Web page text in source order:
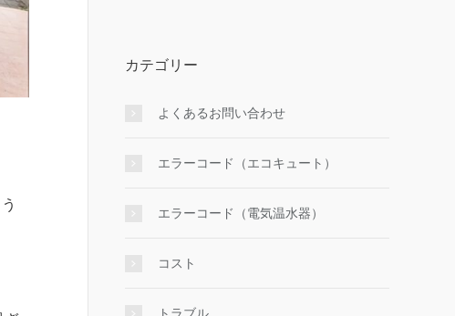
カテゴリー
よくあるお問い合わせ
エラーコード（エコキュート）
エラーコード（電気温水器）
コスト